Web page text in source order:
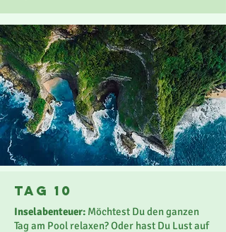
Tag 10
Inselabenteuer: Möchtest Du den ganzen
Tag am Pool relaxen? Oder hast Du Lust auf